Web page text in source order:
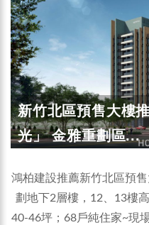
新竹北區預售大樓
光」 金雅重劃區...
鴻柏建設推薦新竹北區預
劃地下2層樓，12、13樓
40-46坪；68戶純住家~現